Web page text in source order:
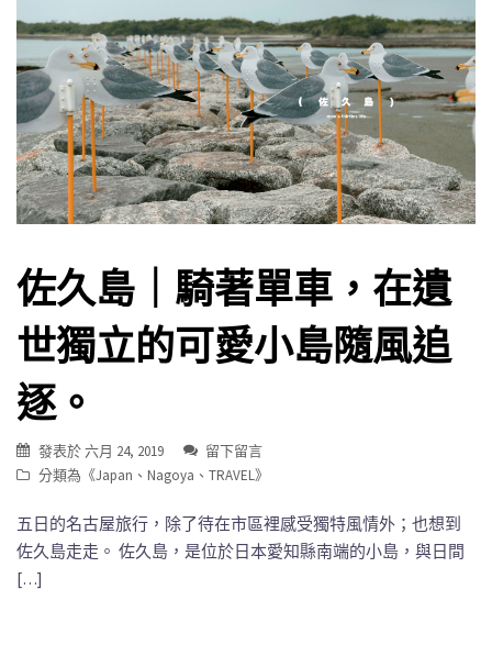
佐久島｜騎著單車，在遺
世獨立的可愛小島隨風追
逐。
發表於六月 24, 2019
留下留言
分類為《Japan 、 Nagoya 、 TRAVEL》
五日的名古屋旅行，除了待在市區裡感受獨特風情外；也想到
佐久島走走。 佐久島，是位於日本愛知縣南端的小島，與日間
[…]